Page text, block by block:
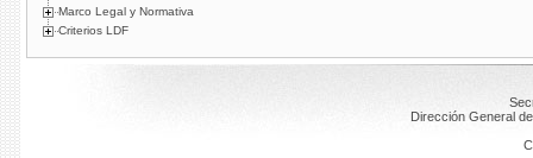
Marco Legal y Normativa
Criterios LDF
Dirección General